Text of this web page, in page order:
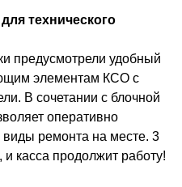
технического
предусмотрели удобный
элементам КСО с
В сочетании с блочной
оперативно
виды ремонта на месте. 3
касса продолжит работу!